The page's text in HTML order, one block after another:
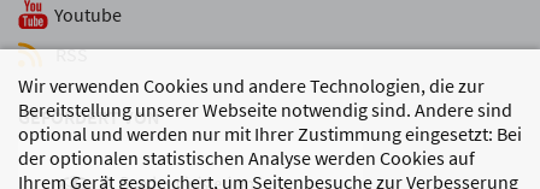
Wir verwenden Cookies und andere Technologien, die zur
Bereitstellung unserer Webseite notwendig sind. Andere sind
optional und werden nur mit Ihrer Zustimmung eingesetzt: Bei
der optionalen statistischen Analyse werden Cookies auf
Ihrem Gerät gespeichert, um Seitenbesuche zur Verbesserung
Youtube
RSS
GEFÖRDERT VON